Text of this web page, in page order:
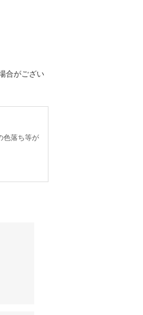
合がござい
色落ち等が